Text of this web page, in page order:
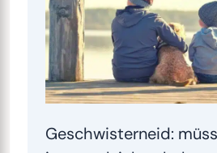
Geschwisterneid: